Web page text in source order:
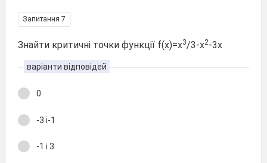
Запитання 7
Знайти критичні точки функції f(x)=х3/3-х2-3х
варіанти відповідей
0
-3 і-1
-1 і 3